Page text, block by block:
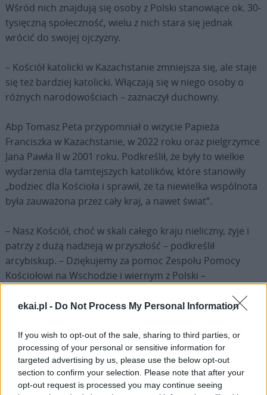
ekai.pl - Do Not Process My Personal Information
If you wish to opt-out of the sale, sharing to third parties, or
processing of your personal or sensitive information for
targeted advertising by us, please use the below opt-out
section to confirm your selection. Please note that after your
opt-out request is processed you may continue seeing
Wśród nich znajdują się osoby z Polski stanowiące ok. 30-
tysięczną społeczność, wielu z nich stara się jednak
wrócić do swojej ojczyzny.
– Kościół katolicki w Kazachstanie zmniejsza się, ale staje
się też bardziej katolicki. Włączają się w niego osoby o
różnych narodowościach – zaznaczył duchowny.
Abp Tomasz Peta przypomniał o wizycie Papieża
Franciszka w Kazachstanie, w 2022 roku oraz pielgrzymce
Jana Pawła II w 2001 roku. Podkreślił, że były to wielkie
wydarzenia dla tamtejszych katolików, które stanowiły
„bodziec dla Kościoła i sprawił, że ta niewielka wspólnota
była zauważona przez cały kraj, a nawet świat”.
– Nasz Kościół, choć w skali całego kraju nieliczny, żyje i
patrzy z dużą nadzieją w przyszłość – podkreślił
arcybiskup. – Dziękujemy za pomoc Zespołu Pomocy
Kościołowi na Wschodzie i wiernym z Polski –
Maryi Panny w Astanie.
S. Renata Zielińska OP, autorka książki „Świadectwa i
wspomnienia ze Wschodu. Kapłani w ZSRR 1945-1991”,
opowiedziała o swojej publikacji, składającej się z dwóch
części. Zapowiedziała, że wkrótce ukażą się dwa kolejne